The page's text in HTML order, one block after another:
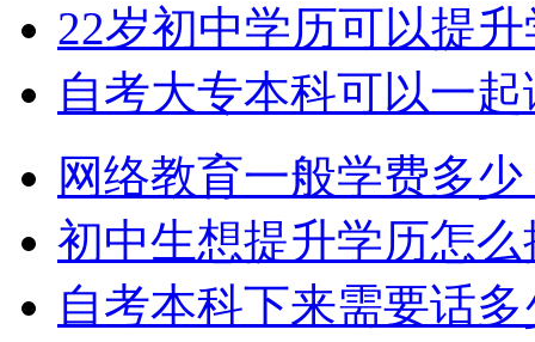
22岁初中学历可以提
自考大专本科可以一
网络教育一般学费多少
初中生想提升学历怎么
自考本科下来需要话